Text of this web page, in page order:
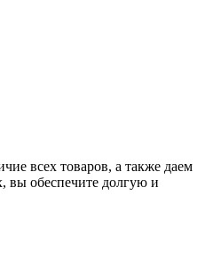
всех товаров, а также даем
вы обеспечите долгую и